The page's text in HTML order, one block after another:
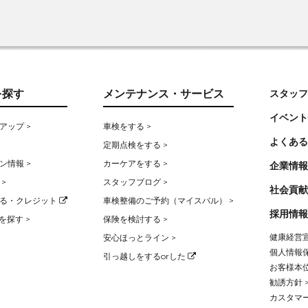
す
ップ >
情報 >
・クレジット
探す >
メンテナンス・サービス
車検をする >
定期点検をする >
カーケアをする >
スタッフブログ >
車検整備のご予約（マイスバル） >
保険を検討する >
安心ほっとライン >
引っ越しをするorした
スタッ
イベン
よくあ
企業情
社会貢
採用情
健康経営
個人情報
お客様本
勧誘方針
カスタマ